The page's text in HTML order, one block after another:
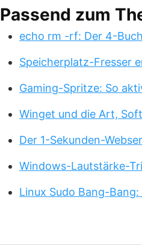
Passend zum
echo rm -rf: Der 4-
Speicherplatz-Fresser
Gaming-Spritze: So
Winget und die Art,
Der 1-Sekunden-
Windows-Lautstärke-
Linux Sudo Bang-